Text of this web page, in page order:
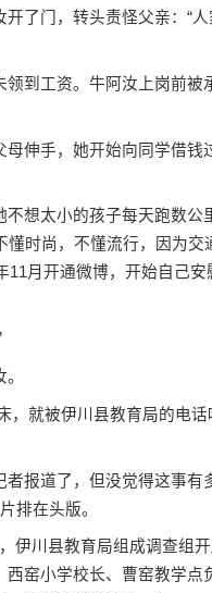
门，转头责怪父亲：“人
工资。牛阿汝上岗前被
手，她开始向同学借钱
太小的孩子每天跑数公
时尚，不懂流行，因为
月开通微博，开始自己
就被伊川县教育局的电话
道了，但没觉得这事有
排在头版。
川县教育局组成调查组
窑小学校长、曹窑教学